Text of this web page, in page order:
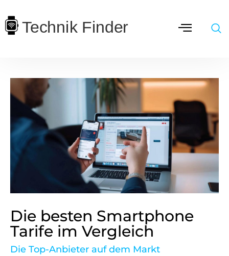
Die besten Smartphone
Tarife im Vergleich
Die Top-Anbieter auf dem Markt